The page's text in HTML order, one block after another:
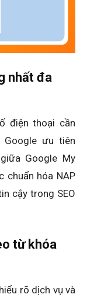
nhất đa
điện thoại cần
ưu tiên
Google My
chuẩn hóa NAP
cậy trong SEO
từ khóa
rõ dịch vụ và